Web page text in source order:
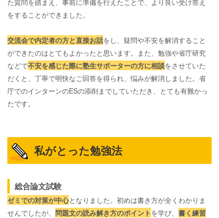
をすることができました。
交流会で内定者の方と直接お話をし、疑問や不安を解消すること
ができたのはとてもよかったと思います。また、勉強や省庁研究
などで不安を感じた際に塾生サポーターの方に相談をさせていた
だくと、丁寧で明快なご回答を得られ、悩みが解消しました。省
庁でのインターンのESの添削までしていただき、とても有難かっ
たです。
私がとった勉強法
総合論文試験
ゼミでの対策が中心となりました。初めは書き方が全くわかりま
せんでしたが、 問題文の読み解き方のポイント を学び、 書く練習